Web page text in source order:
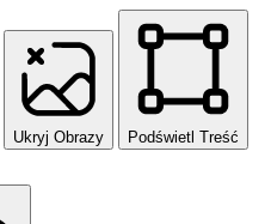
Ukryj Obrazy Podświetl Treść